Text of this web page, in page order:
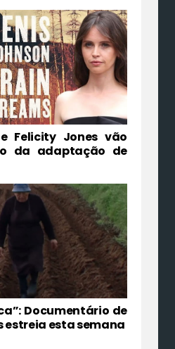
Felicity Jones vão
da adaptação de
Documentário de
estreia esta semana